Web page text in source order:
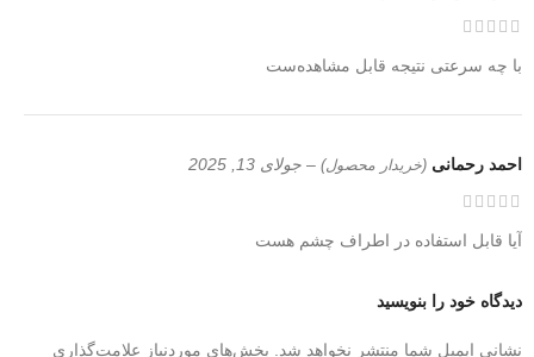
با چه سرعتی نتیجه قابل مشاهده‌ست
احمد رحمانی (خریدار محصول) – جولای 13, 2025
آیا قابل استفاده در اطراف چشم هست
دیدگاه خود را بنویسید
نشانی ایمیل شما منتشر نخواهد شد.
بخش‌های موردنیاز علامت‌گذاری